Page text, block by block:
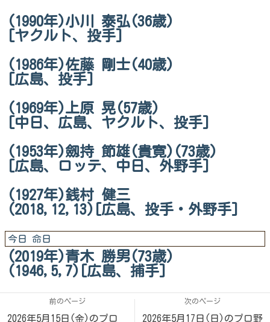
(1990年)小川 泰弘(36歳)
[ヤクルト、投手]
(1986年)佐藤 剛士(40歳)
[広島、投手]
(1969年)上原 晃(57歳)
[中日、広島、ヤクルト、投手]
(1953年)劔持 節雄(貴寛)(73歳)
[広島、ロッテ、中日、外野手]
(1927年)銭村 健三
(2018,12,13)[広島、投手・外野手]
今日 命日
(2019年)青木 勝男(73歳)
(1946,5,7)[広島、捕手]
前のページ
2026年5月15日(金)のプロ
次のページ
2026年5月17日(日)のプロ野